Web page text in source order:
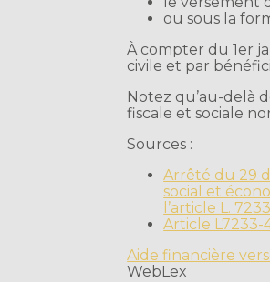
ou sous la
À compter du 1er
civile et par
Notez qu’au-delà
fiscale et sociale
Sources :
Arrêté du 29
social et
l’article L.
Article L7233-
Aide financière
WebLex